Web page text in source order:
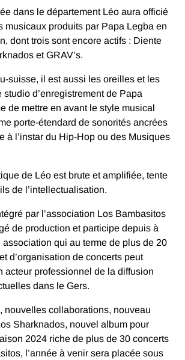
dans le département Léo aura officié
musicaux produits par Papa Legba en
dont trois sont encore actifs : Diente
et GRAV’s.
suisse, il est aussi les oreilles et les
studio d’enregistrement de Papa
de mettre en avant le style musical
porte-étendard de sonorités ancrées
à l’instar du Hip-Hop ou des Musiques
de Léo est brute et amplifiée, tente
de l’intellectualisation.
par l’association Los Bambasitos
de production et participe depuis à
association qui au terme de plus de 20
d’organisation de concerts peut
acteur professionnel de la diffusion
dans le Gers.
nouvelles collaborations, nouveau
Sharknados, nouvel album pour
2024 riche de plus de 30 concerts
l’année à venir sera placée sous